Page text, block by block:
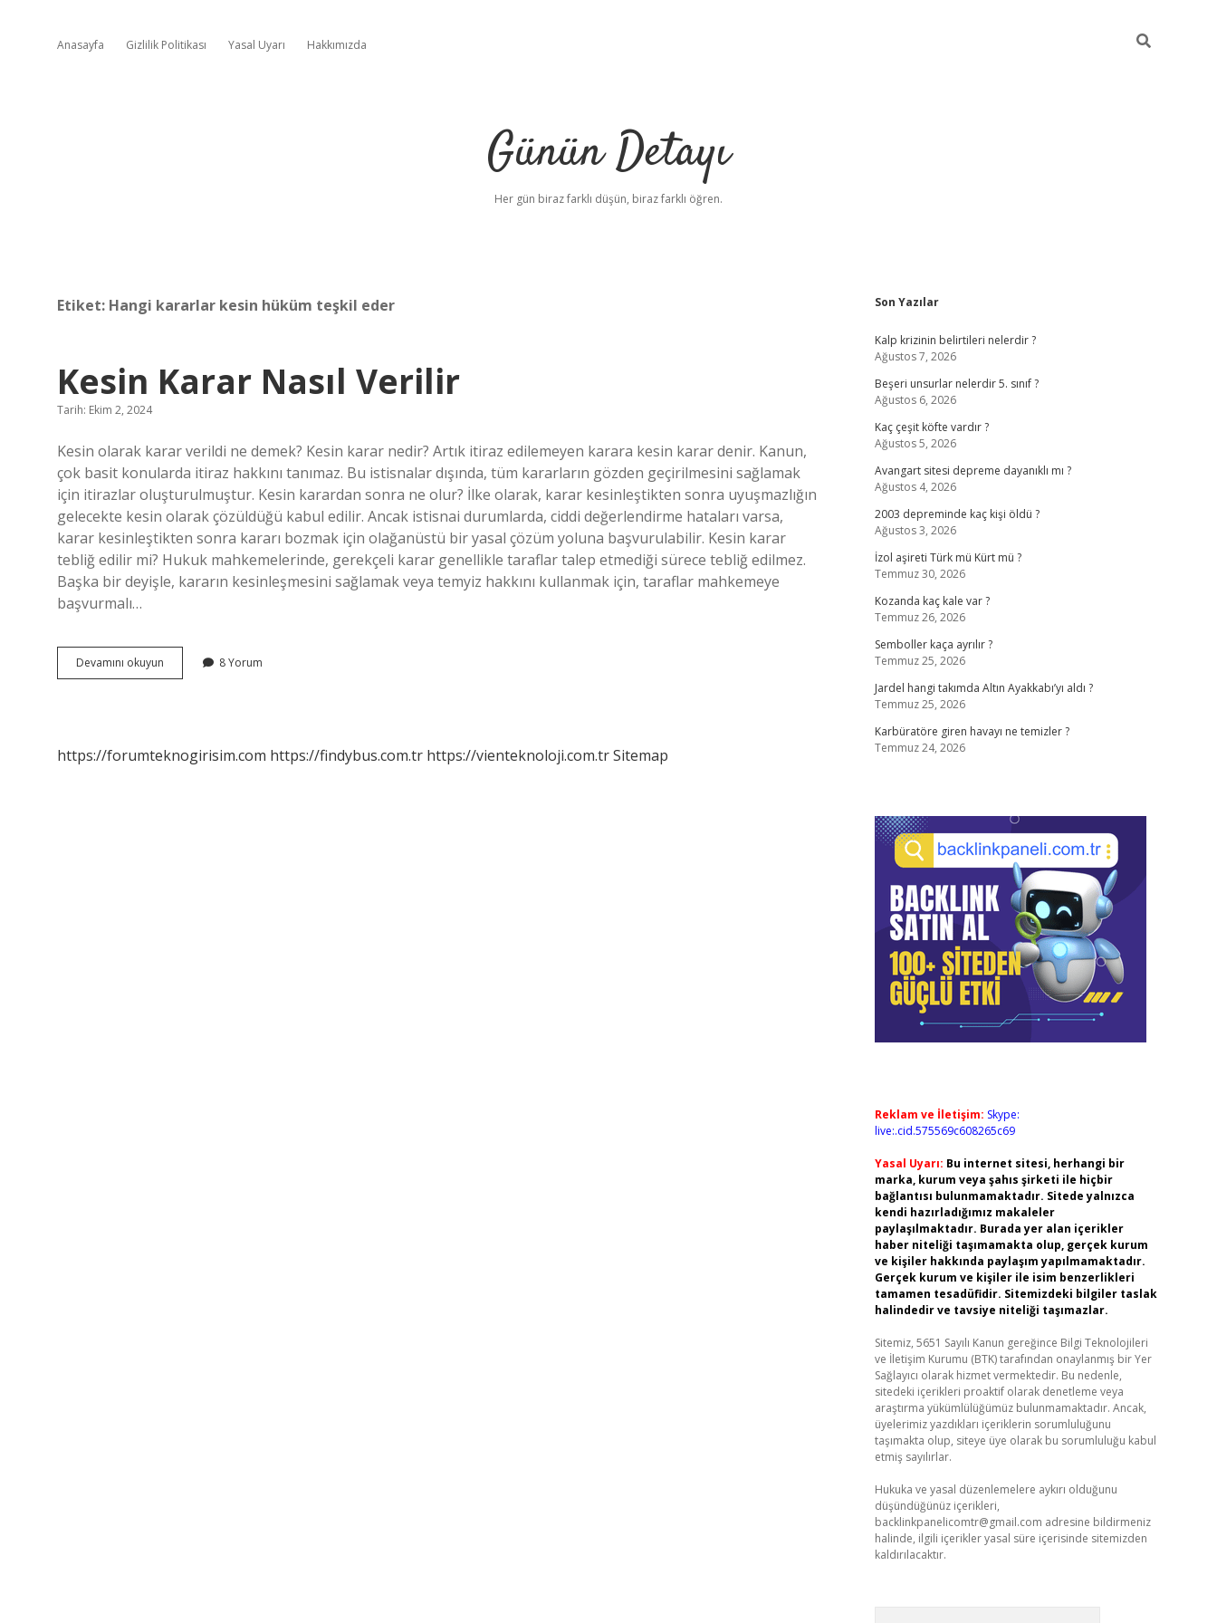
Anasayfa Gizlilik Politikası Yasal Uyarı Hakkımızda
Günün Detayı
Her gün biraz farklı düşün, biraz farklı öğren.
Etiket: Hangi kararlar kesin hüküm teşkil eder
Kesin Karar Nasıl Verilir
Tarih: Ekim 2, 2024
Kesin olarak karar verildi ne demek? Kesin karar nedir? Artık itiraz edilemeyen karara kesin karar denir. Kanun,
çok basit konularda itiraz hakkını tanımaz. Bu istisnalar dışında, tüm kararların gözden geçirilmesini sağlamak
için itirazlar oluşturulmuştur. Kesin karardan sonra ne olur? İlke olarak, karar kesinleştikten sonra uyuşmazlığın
gelecekte kesin olarak çözüldüğü kabul edilir. Ancak istisnai durumlarda, ciddi değerlendirme hataları varsa,
karar kesinleştikten sonra kararı bozmak için olağanüstü bir yasal çözüm yoluna başvurulabilir. Kesin karar
tebliğ edilir mi? Hukuk mahkemelerinde, gerekçeli karar genellikle taraflar talep etmediği sürece tebliğ edilmez.
Başka bir deyişle, kararın kesinleşmesini sağlamak veya temyiz hakkını kullanmak için, taraflar mahkemeye
başvurmalı…
Devamını okuyun
Karar
8 Yorum
https://forumteknogirisim.com https://findybus.com.tr https://vienteknoloji.com.trSitemap
Sidebar
Son Yazılar
Kalp krizinin belirtileri nelerdir ?
Ağustos 7, 2026
Beşeri unsurlar nelerdir 5. sınıf ?
Ağustos 6, 2026
Kaç çeşit köfte vardır ?
Ağustos 5, 2026
Avangart sitesi depreme dayanıklı mı ?
Ağustos 4, 2026
2003 depreminde kaç kişi öldü ?
Ağustos 3, 2026
İzol aşireti Türk mü Kürt mü ?
Temmuz 30, 2026
Kozanda kaç kale var ?
Temmuz 26, 2026
Semboller kaça ayrılır ?
Temmuz 25, 2026
Jardel hangi takımda Altın Ayakkabı’yı aldı ?
Temmuz 25, 2026
Karbüratöre giren havayı ne temizler ?
Temmuz 24, 2026
Reklam ve İletişim: Skype:
live:.cid.575569c608265c69
Yasal Uyarı: Bu internet sitesi, herhangi bir
marka, kurum veya şahıs şirketi ile hiçbir
bağlantısı bulunmamaktadır. Sitede yalnızca
kendi hazırladığımız makaleler
paylaşılmaktadır. Burada yer alan içerikler
haber niteliği taşımamakta olup, gerçek kurum
ve kişiler hakkında paylaşım yapılmamaktadır.
Gerçek kurum ve kişiler ile isim benzerlikleri
tamamen tesadüfidir. Sitemizdeki bilgiler taslak
halindedir ve tavsiye niteliği taşımazlar.
Sitemiz, 5651 Sayılı Kanun gereğince Bilgi Teknolojileri
ve İletişim Kurumu (BTK) tarafından onaylanmış bir Yer
Sağlayıcı olarak hizmet vermektedir. Bu nedenle,
sitedeki içerikleri proaktif olarak denetleme veya
araştırma yükümlülüğümüz bulunmamaktadır. Ancak,
üyelerimiz yazdıkları içeriklerin sorumluluğunu
taşımakta olup, siteye üye olarak bu sorumluluğu kabul
etmiş sayılırlar.
Hukuka ve yasal düzenlemelere aykırı olduğunu
düşündüğünüz içerikleri,
backlinkpanelicomtr@gmail.com adresine bildirmeniz
halinde, ilgili içerikler yasal süre içerisinde sitemizden
kaldırılacaktır.